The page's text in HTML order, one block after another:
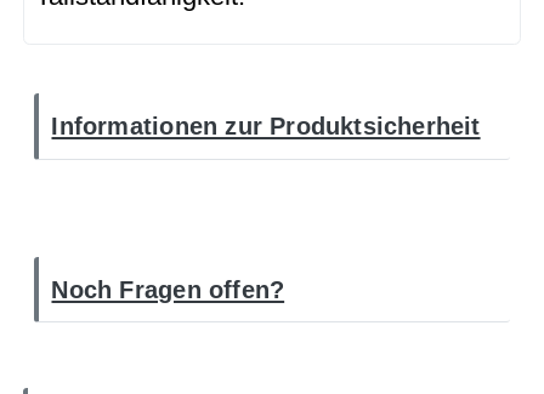
Informationen zur Produktsicherheit
Noch Fragen offen?